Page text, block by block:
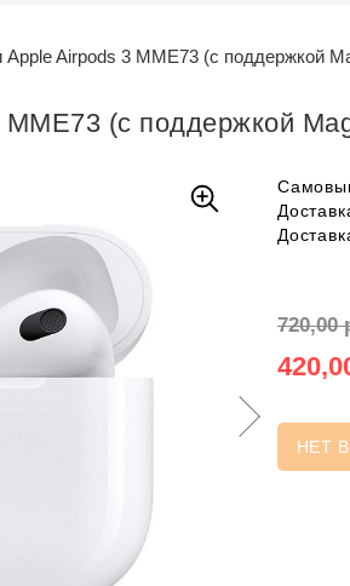
Airpods 3 MME73 (с поддержкой
(с поддержкой
720,00
НЕТ